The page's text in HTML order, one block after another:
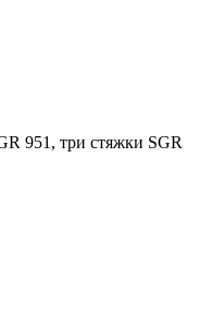
951, три стяжки SGR